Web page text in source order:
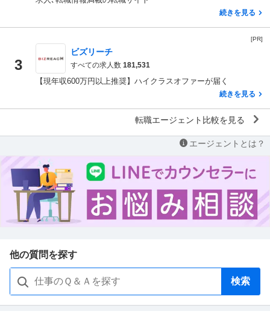
続きを見る
[PR]
3
ビズリーチ
すべての求人数 181,531
【現年収600万円以上推奨】ハイクラスオファーが届く
続きを見る
転職エージェント比較を見る
エージェントとは？
他の質問を探す
検索